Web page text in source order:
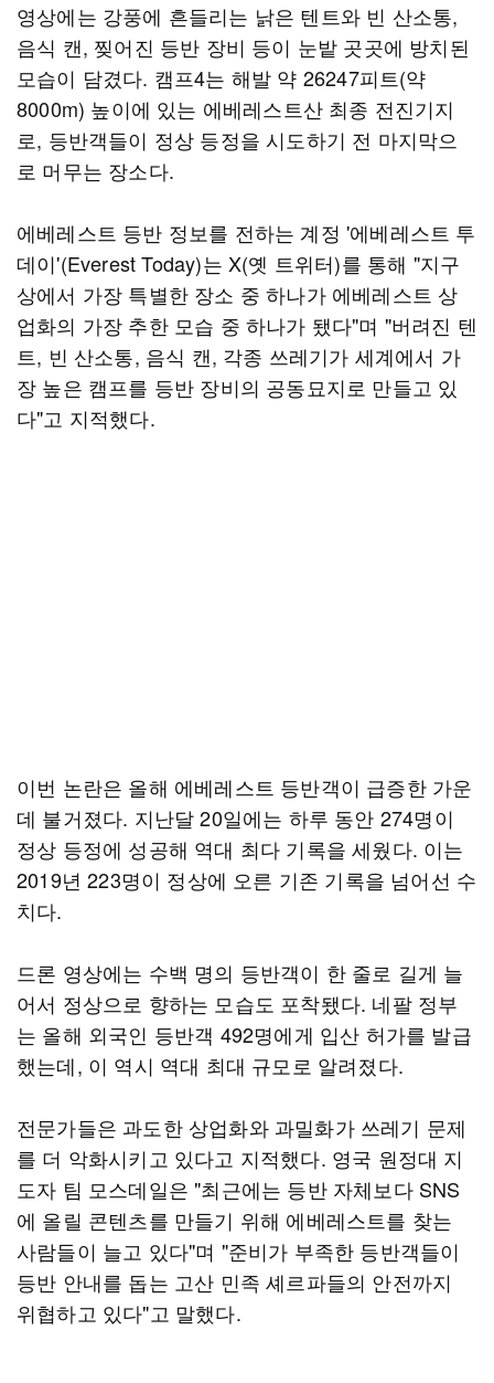
영상에는 강풍에 흔들리는 낡은 텐트와 빈 산소통,
음식 캔, 찢어진 등반 장비 등이 눈밭 곳곳에 방치된
모습이 담겼다. 캠프4는 해발 약 26247피트(약
8000m) 높이에 있는 에베레스트산 최종 전진기지
로, 등반객들이 정상 등정을 시도하기 전 마지막으
로 머무는 장소다.
에베레스트 등반 정보를 전하는 계정 '에베레스트 투
데이'(Everest Today)는 X(옛 트위터)를 통해 "지구
상에서 가장 특별한 장소 중 하나가 에베레스트 상
업화의 가장 추한 모습 중 하나가 됐다"며 "버려진 텐
트, 빈 산소통, 음식 캔, 각종 쓰레기가 세계에서 가
장 높은 캠프를 등반 장비의 공동묘지로 만들고 있
다"고 지적했다.
이번 논란은 올해 에베레스트 등반객이 급증한 가운
데 불거졌다. 지난달 20일에는 하루 동안 274명이
정상 등정에 성공해 역대 최다 기록을 세웠다. 이는
2019년 223명이 정상에 오른 기존 기록을 넘어선 수
치다.
드론 영상에는 수백 명의 등반객이 한 줄로 길게 늘
어서 정상으로 향하는 모습도 포착됐다. 네팔 정부
는 올해 외국인 등반객 492명에게 입산 허가를 발급
했는데, 이 역시 역대 최대 규모로 알려졌다.
전문가들은 과도한 상업화와 과밀화가 쓰레기 문제
를 더 악화시키고 있다고 지적했다. 영국 원정대 지
도자 팀 모스데일은 "최근에는 등반 자체보다 SNS
에 올릴 콘텐츠를 만들기 위해 에베레스트를 찾는
사람들이 늘고 있다"며 "준비가 부족한 등반객들이
등반 안내를 돕는 고산 민족 셰르파들의 안전까지
위협하고 있다"고 말했다.